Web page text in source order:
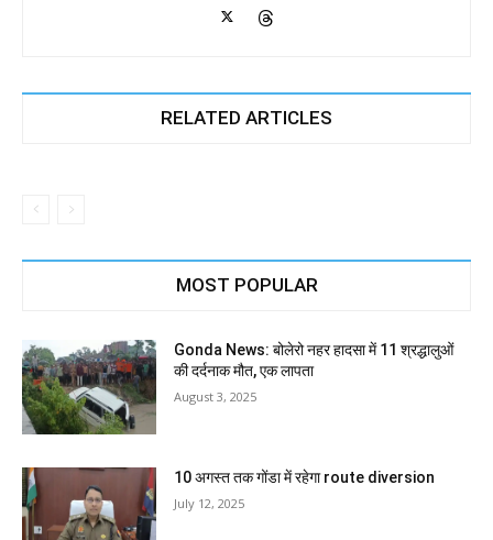
RELATED ARTICLES
MOST POPULAR
Gonda News: बोलेरो नहर हादसा में 11 श्रद्धालुओं
की दर्दनाक मौत, एक लापता
August 3, 2025
10 अगस्त तक गोंडा में रहेगा route diversion
July 12, 2025